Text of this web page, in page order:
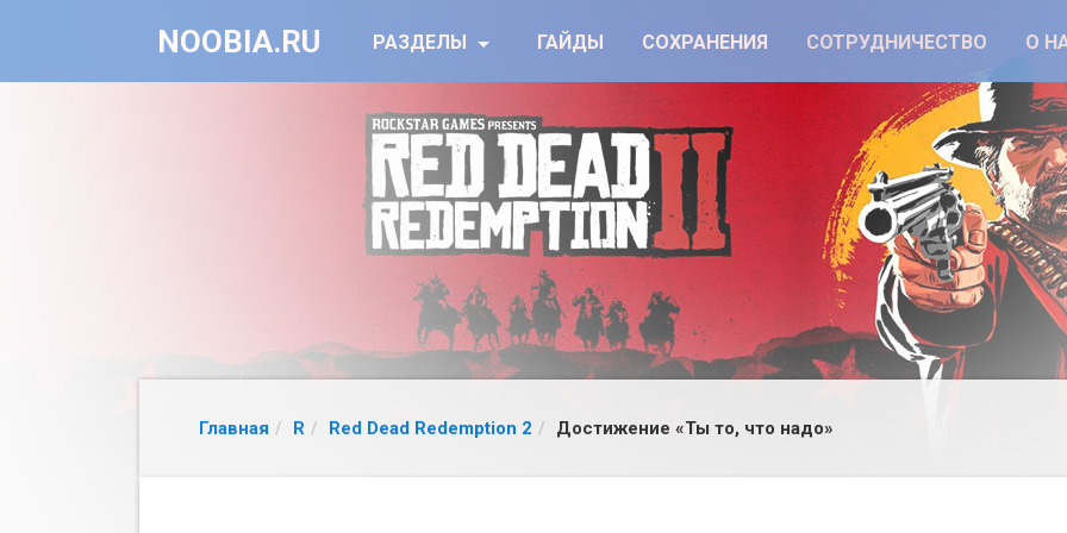
NOOBIA.RU РАЗДЕЛЫ ГАЙДЫ СОХРАНЕНИЯ СОТРУДНИЧЕСТВО О
Главная R Red Dead Redemption 2 Достижение «Ты то, что надо»